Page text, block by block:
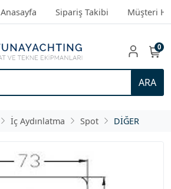
Anasayfa Sipariş Takibi Müşteri
ARA
0
İç Aydınlatma Spot DİĞER